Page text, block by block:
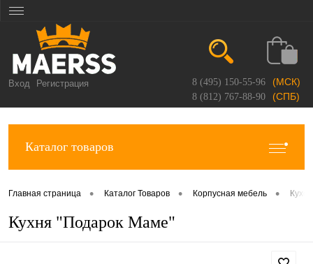
Вход Регистрация 8 (495) 150-55-96 (МСК)
8 (812) 767-88-90 (СПБ)
Каталог товаров
Главная страница • Каталог Товаров • Корпусная мебель •
Кухня "Подарок Маме"